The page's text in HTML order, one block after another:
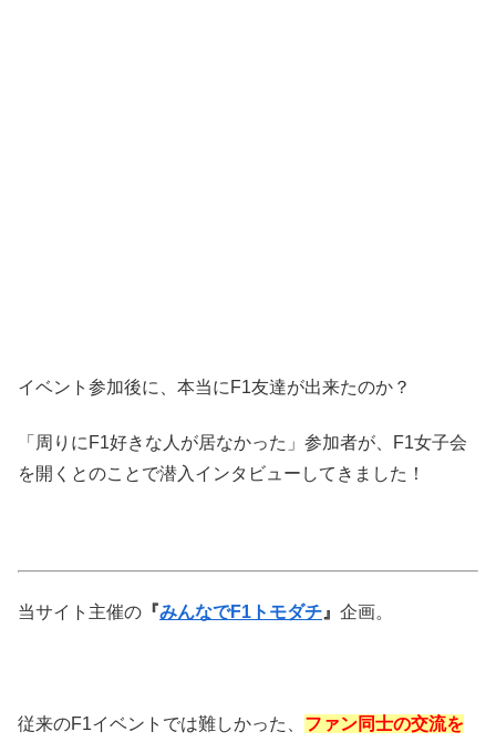
イベント参加後に、本当にF1友達が出来たのか？
「周りにF1好きな人が居なかった」参加者が、F1女子会
を開くとのことで潜入インタビューしてきました！
当サイト主催の 『みんなでF1トモダチ』 企画。
従来のF1イベントでは難しかった、 ファン同士の交流を